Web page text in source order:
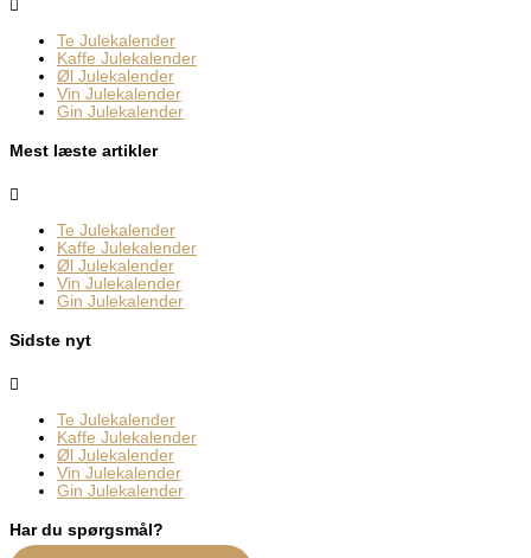
Te Julekalender
Kaffe Julekalender
Øl Julekalender
Vin Julekalender
Gin Julekalender
Mest læste artikler
Te Julekalender
Kaffe Julekalender
Øl Julekalender
Vin Julekalender
Gin Julekalender
Sidste nyt
Te Julekalender
Kaffe Julekalender
Øl Julekalender
Vin Julekalender
Gin Julekalender
Har du spørgsmål?